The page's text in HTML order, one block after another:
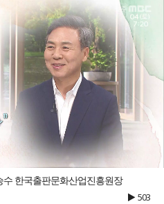
한국출판문화산업진흥원장
503